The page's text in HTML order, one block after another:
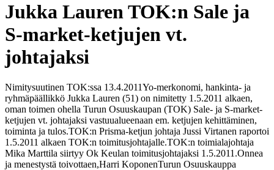
Jukka Lauren TOK:n Sale ja
S-market-ketjujen vt.
johtajaksi
Nimitysuutinen TOK:ssa 13.4.2011Yo-merkonomi, hankinta- ja
ryhmäpäällikkö Jukka Lauren (51) on nimitetty 1.5.2011 alkaen,
oman toimen ohella Turun Osuuskaupan (TOK) Sale- ja S-market-
ketjujen vt. johtajaksi vastuualueenaan em. ketjujen kehittäminen,
toiminta ja tulos.TOK:n Prisma-ketjun johtaja Jussi Virtanen raportoi
1.5.2011 alkaen TOK:n toimitusjohtajalle.TOK:n toimialajohtaja
Mika Marttila siirtyy Ok Keulan toimitusjohtajaksi 1.5.2011.Onnea
ja menestystä toivottaen,Harri KoponenTurun Osuuskauppa